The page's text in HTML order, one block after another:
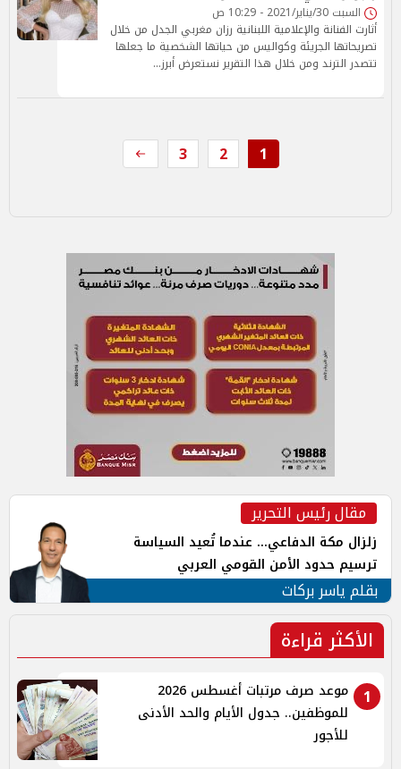
السبت 30/يناير/2021 - 10:29 ص
أثارت الفنانة والإعلامية اللبنانية رزان مغربي الجدل من خلال
تصريحاتها الجريئة وكواليس من حياتها الشخصية ما جعلها
تتصدر الترند ومن خلال هذا التقرير نستعرض أبرز…
1
2
3
مقال رئيس التحرير
زلزال مكة الدفاعي... عندما تُعيد السياسة
ترسيم حدود الأمن القومي العربي
بقلم ياسر بركات
الأكثر قراءة
1
موعد صرف مرتبات أغسطس 2026
للموظفين.. جدول الأيام والحد الأدنى
للأجور